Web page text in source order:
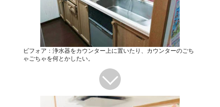
ビフォア：浄水器をカウンター上に置いたり、カウンターのごち
ゃごちゃを何とかしたい。